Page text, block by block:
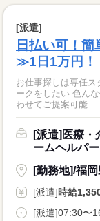
[派遣]
日払い可！
≫1日1万円！
お仕事探しは専任
ークをしたい 色ん
わせてご提案可能 ...
[派遣]医療・
ームヘルパ
[勤務地]/福
[派遣]時給
[派遣]07:30〜